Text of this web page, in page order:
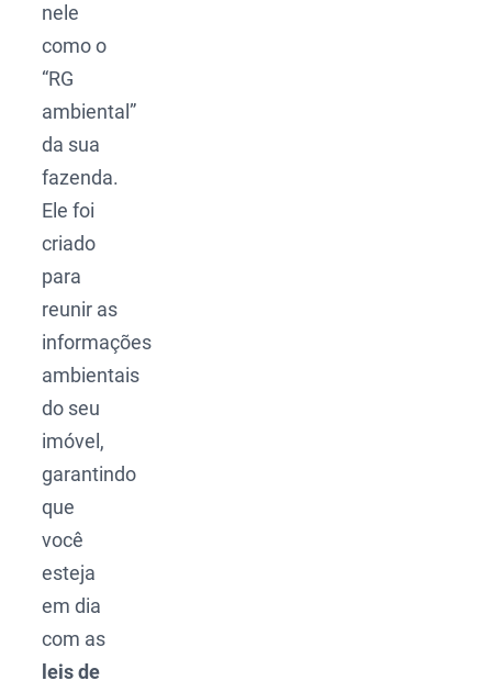
nele
como o
“RG
ambiental”
da sua
fazenda.
Ele foi
criado
para
reunir as
informações
ambientais
do seu
imóvel,
garantindo
que
você
esteja
em dia
com as
leis de